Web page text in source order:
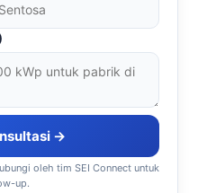
→
oleh tim SEI Connect untuk
up.